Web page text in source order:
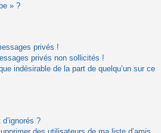
» ?
privés !
privés non sollicités !
indésirable de la part de quelqu’un sur ce
?